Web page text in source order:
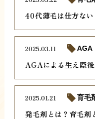
40代薄毛は仕方な
AGAによる生え際
2025.03.11 AGA
発毛剤とは？育毛剤
2025.01.21 育毛